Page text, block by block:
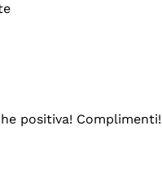
positiva! Complimenti!